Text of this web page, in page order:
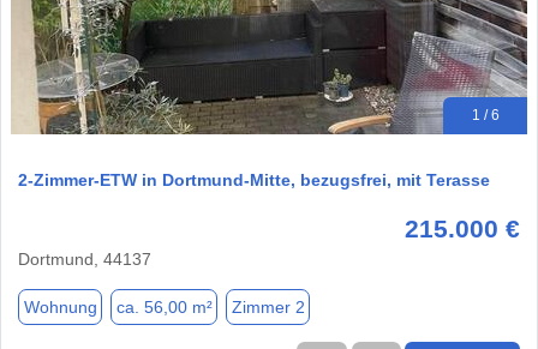
1 / 6
2-Zimmer-ETW in Dortmund-Mitte, bezugsfrei, mit Terasse
215.000 €
Dortmund, 44137
Wohnung ca. 56,00 m² Zimmer 2